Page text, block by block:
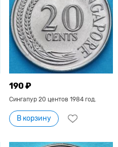
190 ₽
Сингапур 20 центов 1984 год.
В корзину